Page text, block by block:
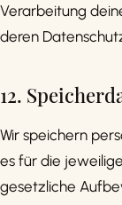
Verarbeitung
deren
12.
Wir speichern
es für die
gesetzliche